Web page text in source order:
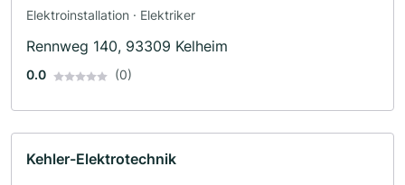
Elektroinstallation · Elektriker
Rennweg 140, 93309 Kelheim
0.0 (0)
Kehler-Elektrotechnik